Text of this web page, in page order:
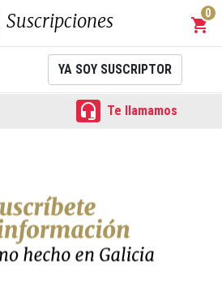
Suscripciones shopping_cart
0
YA SOY SUSCRIPTOR
 Te llamamos